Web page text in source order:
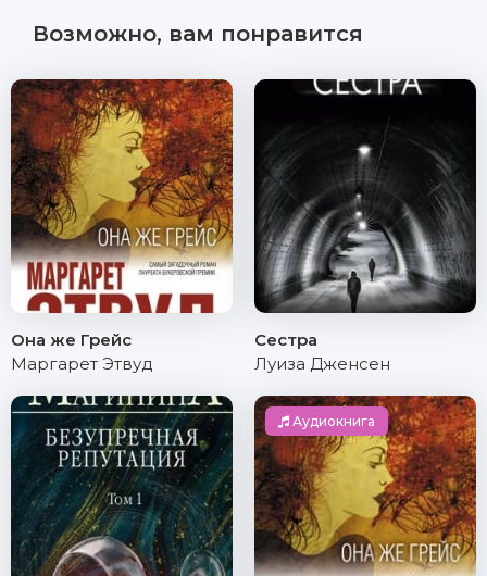
Возможно, вам понравится
Она же Грейс
Маргарет Этвуд
Сестра
Луиза Дженсен
Аудиокнига